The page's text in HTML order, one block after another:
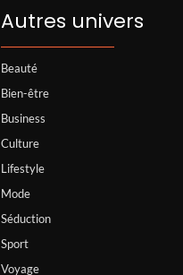
Autres univers
Beauté
Bien-être
Business
Culture
Lifestyle
Mode
Séduction
Sport
Voyage